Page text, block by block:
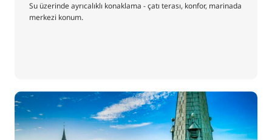
Su üzerinde ayrıcalıklı konaklama - çatı terası, konfor, marinada
merkezi konum.